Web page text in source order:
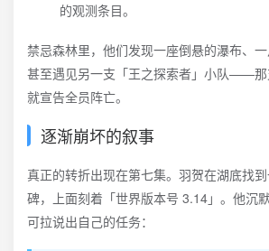
的观测条目。
禁忌森林里，他们发现一座倒悬的瀑布、一
甚至遇见另一支「王之探索者」小队——
就宣告全员阵亡。
逐渐崩坏的叙事
真正的转折出现在第七集。羽贺在湖底找
碑，上面刻着「世界版本号 3.14」。他沉
可拉说出自己的任务：